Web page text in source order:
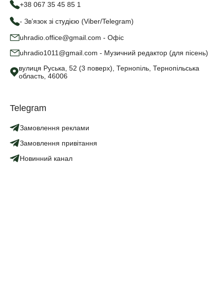
+38 067 35 45 85 1
- Зв’язок зі студією (Viber/Telegram)
uhradio.office@gmail.com - Офіс
uhradio1011@gmail.com - Музичний редактор (для пісень)
вулиця Руська, 52 (3 поверх), Тернопіль, Тернопільська
область, 46006
Telegram
Замовлення реклами
Замовлення привітання
Новинний канал